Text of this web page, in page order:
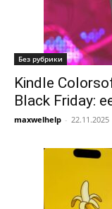
Без рубрики
Kindle
Black Friday:
maxwelhelp - 22.11.2025